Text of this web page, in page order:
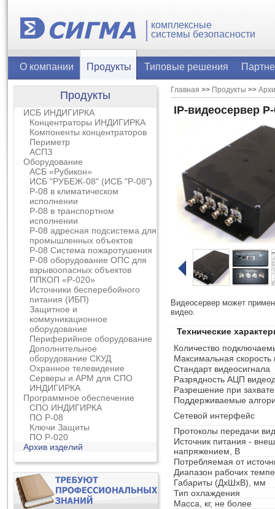
комплексные
системы безопасности
О компании Продукты Типовые решения
Продукты
ИСБ ИНДИГИРКА
Концентраторы ИНДИГИРКА
Компоненты концентраторов
Периметр
АСПЗ
Оборудование
АСБ «Рубикон»
ИСБ "РУБЕЖ-08" (ИСБ "Р-08")
Р-08 в климатическом
исполнении
Р-08 в транспортном
исполнении
Р-08 адресная подсистема для
промышленных объектов
Р-08 Система пожаротушения
Р-08 оборудование ОПС для
взрывоопасных объектов
ППКОП «Р-020»
Источники бесперебойного
питания (ИБП)
Защитное и
коммуникационное
оборудование
Периферийное оборудование
Дополнительное
оборудование СКУД
Охранное телевидение
Серверы и АРМ для СПО
ИНДИГИРКА
Программное обеспечение
СПО ИНДИГИРКА
ПО Р-08
Ключи Защиты
ПО Р-020
Архив изделий
Главная >> Продукты >>
IP-видеосервер
Видеосервер может
видео.
Технические
Количество
Максимальная скорость
Стандарт видеосигнала
Разрядность АЦП
Разрешение при
Поддерживаемые
Сетевой интерфейс
Протоколы передачи
Источник питания -
напряжением, В
Потребляемая от
Диапазон рабочих
Габариты (ДхШхВ), мм
Тип охлаждения
Масса, кг, не более